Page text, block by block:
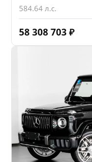
584.64 л.с.
58 308 703 ₽